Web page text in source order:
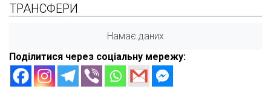
ТРАНСФЕРИ
Намає даних
Поділитися через соціальну мережу: